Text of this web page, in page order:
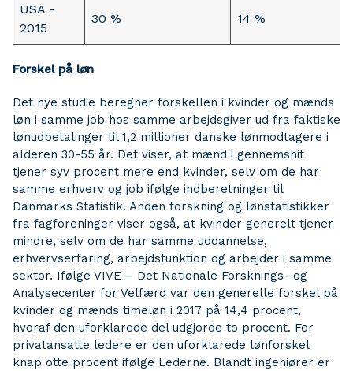
USA -
2015
30 % 14 %
Forskel på løn
Det nye studie beregner forskellen i kvinder og mænds
løn i samme job hos samme arbejdsgiver ud fra faktiske
lønudbetalinger til 1,2 millioner danske lønmodtagere i
alderen 30-55 år. Det viser, at mænd i gennemsnit
tjener syv procent mere end kvinder, selv om de har
samme erhverv og job ifølge indberetninger til
Danmarks Statistik. Anden forskning og lønstatistikker
fra fagforeninger viser også, at kvinder generelt tjener
mindre, selv om de har samme uddannelse,
erhvervserfaring, arbejdsfunktion og arbejder i samme
sektor. Ifølge VIVE – Det Nationale Forsknings- og
Analysecenter for Velfærd var den generelle forskel på
kvinder og mænds timeløn i 2017 på 14,4 procent,
hvoraf den uforklarede del udgjorde to procent. For
privatansatte ledere er den uforklarede lønforskel
knap otte procent ifølge Lederne. Blandt ingeniører er